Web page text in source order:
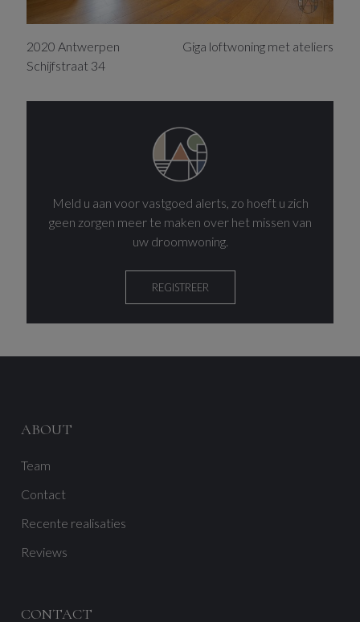
2020 Antwerpen
Schijfstraat 34
Giga loftwoning met ateliers
Meld u aan voor vastgoed alerts, zo hoeft u zich
geen zorgen meer te maken over het missen van
uw droomwoning.
REGISTREER
ABOUT
Team
Contact
Recente realisaties
Reviews
CONTACT